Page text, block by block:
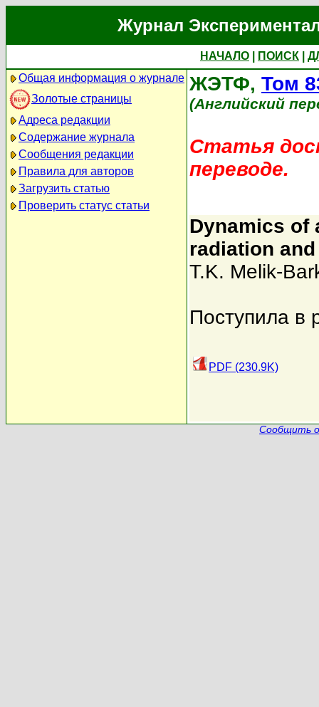
Журнал
НАЧАЛО ПОИСК
Общая информация о журнале
Золотые страницы
Адреса редакции
Содержание журнала
Сообщения редакции
Правила для авторов
Загрузить статью
Проверить статус статьи
ЖЭТФ, Том
(Английский
Статья
переводе.
Dynamics of
radiation
T.K. Melik-
Поступила в
PDF (230.9K)
Сообщить о